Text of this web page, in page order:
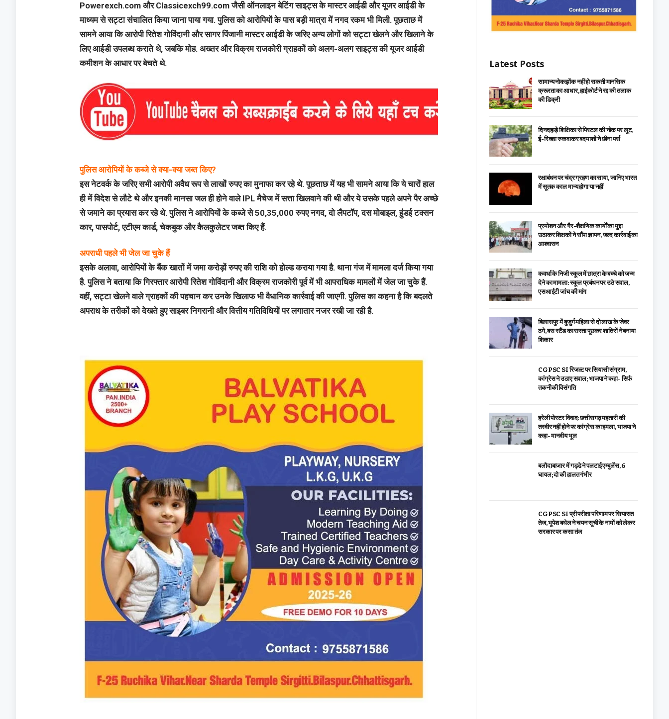
Powerexch.com और Classicexch99.com जैसी ऑनलाइन बेटिंग साइट्स के मास्टर आईडी और यूजर आईडी के
माध्यम से सट्टा संचालित किया जाना पाया गया. पुलिस को आरोपियों के पास बड़ी मात्रा में नगद रकम भी मिली. पूछताछ में
सामने आया कि आरोपी रितेश गोविंदानी और सागर पिंजानी मास्टर आईडी के जरिए अन्य लोगों को सट्टा खेलने और खिलाने के
लिए आईडी उपलब्ध कराते थे, जबकि मोह. अख्तर और विक्रम राजकोरी ग्राहकों को अलग-अलग साइट्स की यूजर आईडी
कमीशन के आधार पर बेचते थे.
पुलिस आरोपियों के कब्जे से क्या-क्या जब्त किए?
इस नेटवर्क के जरिए सभी आरोपी अवैध रूप से लाखों रुपए का मुनाफा कर रहे थे. पूछताछ में यह भी सामने आया कि ये चारों हाल
ही में विदेश से लौटे थे और इनकी मानसा जल ही होने वाले IPL मैचेज में सत्ता खिलवाने की थी और ये उसके पहले अपने पैर अच्छे
से जमाने का प्रयास कर रहे थे. पुलिस ने आरोपियों के कब्जे से 50,35,000 रुपए नगद, दो लैपटॉप, दस मोबाइल, हुंडई टक्सन
कार, पासपोर्ट, एटीएम कार्ड, चेकबुक और कैलकुलेटर जब्त किए हैं.
अपराधी पहले भी जेल जा चुके हैं
इसके अलावा, आरोपियों के बैंक खातों में जमा करोड़ों रुपए की राशि को होल्ड कराया गया है. थाना गंज में मामला दर्ज किया गया
है. पुलिस ने बताया कि गिरफ्तार आरोपी रितेश गोविंदानी और विक्रम राजकोरी पूर्व में भी आपराधिक मामलों में जेल जा चुके हैं.
वहीं, सट्टा खेलने वाले ग्राहकों की पहचान कर उनके खिलाफ भी वैधानिक कार्रवाई की जाएगी. पुलिस का कहना है कि बदलते
अपराध के तरीकों को देखते हुए साइबर निगरानी और वित्तीय गतिविधियों पर लगातार नजर रखी जा रही है.
Latest Posts
सामान्य नोकझोंक नहीं हो सकती मानसिक
क्रूरता का आधार, हाईकोर्ट ने रद्द की तलाक
की डिक्री
दिनदहाड़े शिक्षिका से पिस्टल की नोक पर लूट,
ई-रिक्शा रुकवाकर बदमाशों ने छीना पर्स
रक्षाबंधन पर चंद्र ग्रहण का साया, जानिए भारत
में सूतक काल मान्य होगा या नहीं
प्रमोशन और गैर-शैक्षणिक कार्यों का मुद्दा
उठाकर शिक्षकों ने सौंपा ज्ञापन, जल्द कार्रवाई का
आश्वासन
कवर्धा के निजी स्कूल में छात्रा के बच्चे को जन्म
देने का मामला: स्कूल प्रबंधन पर उठे सवाल,
एसआईटी जांच की मांग
बिलासपुर में बुजुर्ग महिला से दो लाख के जेवर
ठगे, बस स्टैंड का रास्ता पूछकर शातिरों ने बनाया
शिकार
CGPSC SI रिजल्ट पर सियासी संग्राम,
कांग्रेस ने उठाए सवाल; भाजपा ने कहा- सिर्फ
तकनीकी विसंगति
हरेली पोस्टर विवाद: छत्तीसगढ़ महतारी की
तस्वीर नहीं होने पर कांग्रेस का हमला, भाजपा ने
कहा- मानवीय भूल
बलौदाबाजार में गड्ढे ने पलटाई एम्बुलेंस, 6
घायल; दो की हालत गंभीर
CGPSC SI प्री परीक्षा परिणाम पर सियासत
तेज, भूपेश बघेल ने चयन सूची के नामों को लेकर
सरकार पर कसा तंज